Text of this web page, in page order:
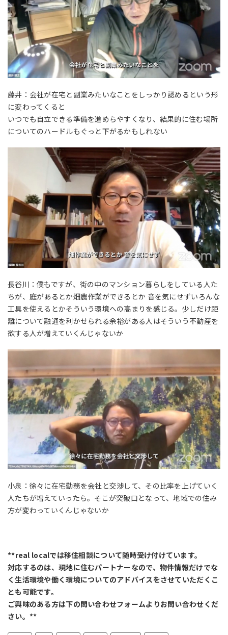
藤井：会社が在宅と副業みたいなことをしっかり認めるという形
に変わってくると
いつでも自立できる準備を進めらやすくなり、結果的に住む場所
についてのハードルもぐっと下がるかもしれない
長谷川：僕もですが、街の中のマンション暮らしをしている人た
ちが、庭があるとか畑農作業ができるとか 音を気にせずいろんな
工具を使えるとかそういう環境への高まりを感じる。少しだけ距
離について融通を利かせられる余裕がある人はそういう不動産を
欲する人が増えていくんじゃないか
小泉：徐々に在宅勤務を会社と交渉して、その比率を上げていく
人たちが増えていったら。そこが突破口となって、地域での住み
方が変わっていくんじゃないか
**real localでは移住相談について随時受け付けています。
対応するのは、現地に住むパートナーなので、物件情報だけでな
く生活環境や働く環境についてのアドバイスをさせていただくこ
とも可能です。
ご興味のある方は下の問い合わせフォームよりお問い合わせくだ
さい。**